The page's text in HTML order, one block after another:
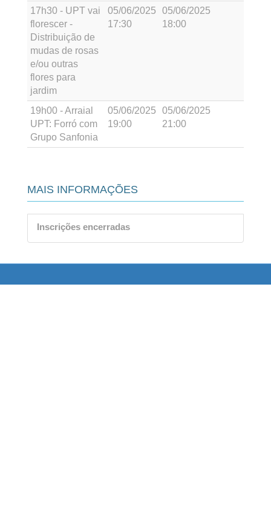
17h30 - UPT vai
florescer -
Distribuição de
mudas de rosas
e/ou outras
flores para
jardim
05/06/2025
17:30
05/06/2025
18:00
19h00 - Arraial
UPT: Forró com
Grupo Sanfonia
05/06/2025
19:00
05/06/2025
21:00
MAIS INFORMAÇÕES
Inscrições encerradas